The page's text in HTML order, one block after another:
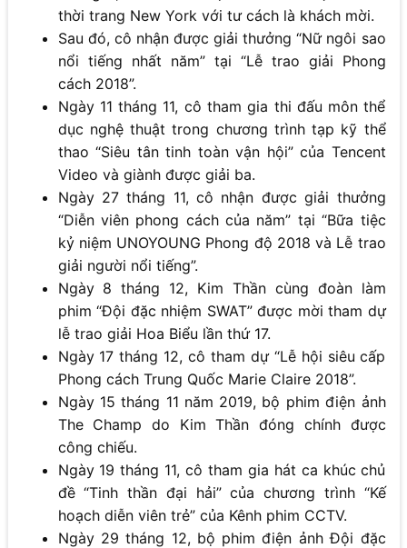
thời trang New York với tư cách là khách mời.
Sau đó, cô nhận được giải thưởng “Nữ ngôi sao
nổi tiếng nhất năm” tại “Lễ trao giải Phong
cách 2018”.
Ngày 11 tháng 11, cô tham gia thi đấu môn thể
dục nghệ thuật trong chương trình tạp kỹ thể
thao “Siêu tân tinh toàn vận hội” của Tencent
Video và giành được giải ba.
Ngày 27 tháng 11, cô nhận được giải thưởng
“Diễn viên phong cách của năm” tại “Bữa tiệc
kỷ niệm UNOYOUNG Phong độ 2018 và Lễ trao
giải người nổi tiếng”.
Ngày 8 tháng 12, Kim Thần cùng đoàn làm
phim “Đội đặc nhiệm SWAT” được mời tham dự
lễ trao giải Hoa Biểu lần thứ 17.
Ngày 17 tháng 12, cô tham dự “Lễ hội siêu cấp
Phong cách Trung Quốc Marie Claire 2018”.
Ngày 15 tháng 11 năm 2019, bộ phim điện ảnh
The Champ do Kim Thần đóng chính được
công chiếu.
Ngày 19 tháng 11, cô tham gia hát ca khúc chủ
đề “Tinh thần đại hải” của chương trình “Kế
hoạch diễn viên trẻ” của Kênh phim CCTV.
Ngày 29 tháng 12, bộ phim điện ảnh Đội đặc